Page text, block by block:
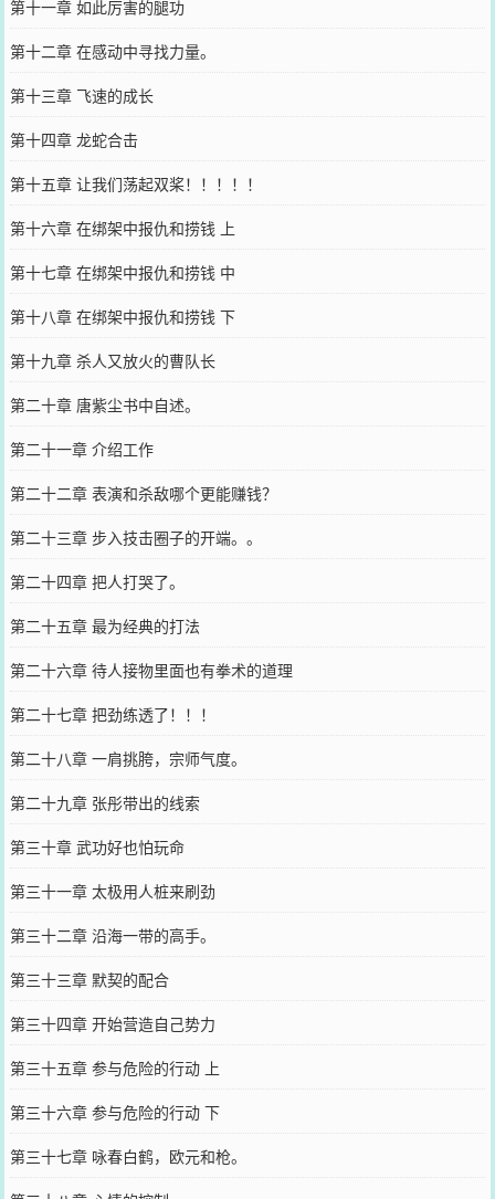
第十一章 如此厉害的腿功
第十二章 在感动中寻找力量。
第十三章 飞速的成长
第十四章 龙蛇合击
第十五章 让我们荡起双桨！！！！！
第十六章 在绑架中报仇和捞钱 上
第十七章 在绑架中报仇和捞钱 中
第十八章 在绑架中报仇和捞钱 下
第十九章 杀人又放火的曹队长
第二十章 唐紫尘书中自述。
第二十一章 介绍工作
第二十二章 表演和杀敌哪个更能赚钱？
第二十三章 步入技击圈子的开端。。
第二十四章 把人打哭了。
第二十五章 最为经典的打法
第二十六章 待人接物里面也有拳术的道理
第二十七章 把劲练透了！！！
第二十八章 一肩挑胯，宗师气度。
第二十九章 张彤带出的线索
第三十章 武功好也怕玩命
第三十一章 太极用人桩来刷劲
第三十二章 沿海一带的高手。
第三十三章 默契的配合
第三十四章 开始营造自己势力
第三十五章 参与危险的行动 上
第三十六章 参与危险的行动 下
第三十七章 咏春白鹤，欧元和枪。